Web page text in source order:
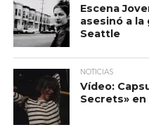
Escena
asesinó a
Seattle
NOTICIAS
Vídeo:
Secrets» en